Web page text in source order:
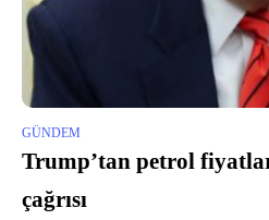
GÜNDEM
Trump’tan petrol
çağrısı